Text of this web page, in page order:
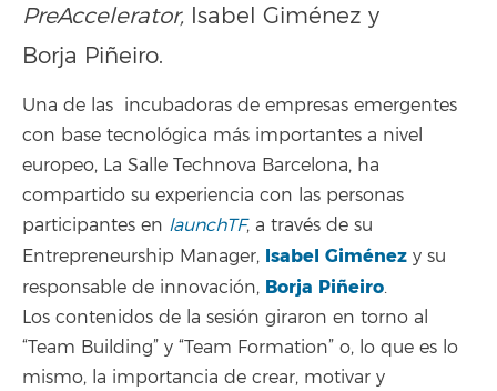
PreAccelerator, Isabel Giménez y
Borja Piñeiro.
Una de las incubadoras de empresas emergentes
con base tecnológica más importantes a nivel
europeo, La Salle Technova Barcelona, ha
compartido su experiencia con las personas
participantes en launchTF, a través de su
Entrepreneurship Manager, Isabel Giménez y su
responsable de innovación, Borja Piñeiro.
Los contenidos de la sesión giraron en torno al
“Team Building” y “Team Formation” o, lo que es lo
mismo, la importancia de crear, motivar y